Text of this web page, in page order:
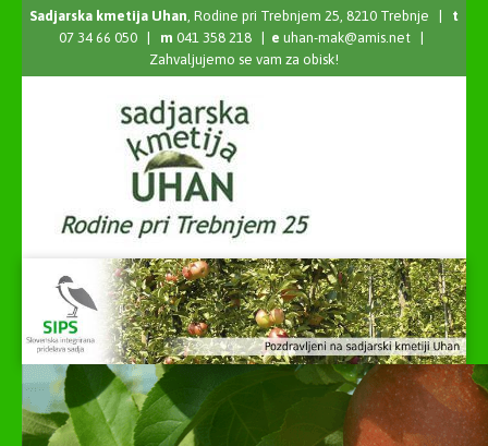
Sadjarska kmetija Uhan, Rodine pri Trebnjem 25, 8210 Trebnje | t
07 34 66 050 | m 041 358 218 | e uhan-mak@amis.net|
Zahvaljujemo se vam za obisk!
Predstavitev